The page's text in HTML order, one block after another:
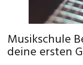
Musikschule
deine ersten